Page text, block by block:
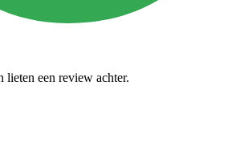
lieten een review achter.